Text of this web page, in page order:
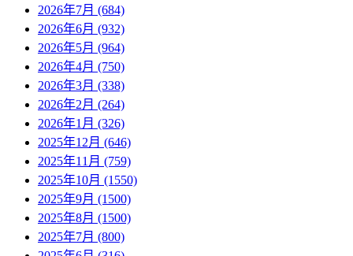
2026年7月 (684)
2026年6月 (932)
2026年5月 (964)
2026年4月 (750)
2026年3月 (338)
2026年2月 (264)
2026年1月 (326)
2025年12月 (646)
2025年11月 (759)
2025年10月 (1550)
2025年9月 (1500)
2025年8月 (1500)
2025年7月 (800)